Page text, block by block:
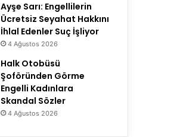
Ayşe Sarı: Engellilerin
Ücretsiz Seyahat Hakkını
İhlal Edenler Suç İşliyor
4 Ağustos 2026
Halk Otobüsü
Şoföründen Görme
Engelli Kadınlara
Skandal Sözler
4 Ağustos 2026